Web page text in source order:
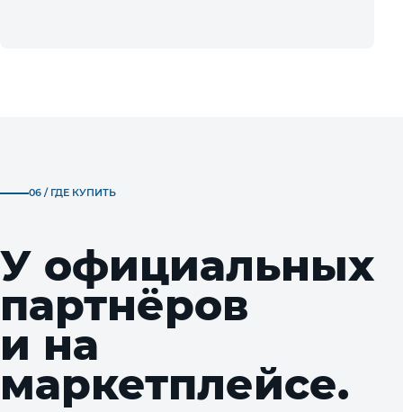
06 / ГДЕ КУПИТЬ
У официальных
партнёров
и на
маркетплейсе.